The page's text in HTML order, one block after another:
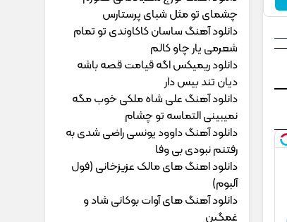
چشمای تو مثل شبای پرستارس
دانلود آهنگ ساسان کاکاوندی تو تمام
شعرمی یار چاو کالم
دانلود ریمیکس اگه قیامت قصه باشه
دیان تند بیس دار
دانلود آهنگ علی شاه ملکی خوب مگه
نمیبینی التماسه تو چشام
دانلود آهنگ داوود یونسی راﺿﻰ ﺷﺪی ﺑﻪ
رﻓﺘﻨﻢ ﻧﺒﻮدی ﺑﻰ وﻓﺎ
دانلود اهنگ های مالک عزیزخانی (فول
آلبوم)
دانلود آهنگ های آوات بوکانی شاد و
غمگین